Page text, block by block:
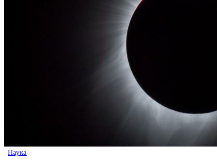
Наука